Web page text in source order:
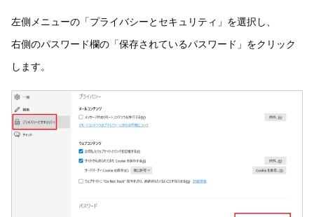
左側メニューの「プライバシーとセキュリティ」を選択し、
右側のパスワード欄の「保存されているパスワード」をクリック
します。